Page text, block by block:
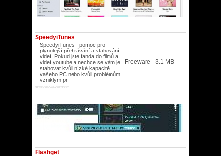
SpeedyiTunes
SpeedyiTunes - pomoc pro
plynulejší přehrávání a stahování
videí. Pokud jste fanda do filmů a
videí youtube a nechce se vám je
stahovat kvůli nízké kapacitě
vašeho PC nebo kvůli problémům
vzniklým př
98/ME/XP/Vista/2003/XP/
Freeware 3.1 MB
Flashget